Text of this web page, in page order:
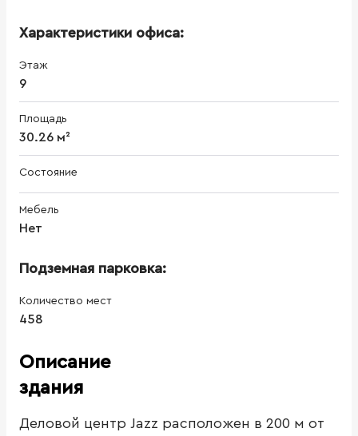
Характеристики офиса:
Этаж
9
Площадь
30.26 м²
Состояние
Мебель
Нет
Подземная парковка:
Количество мест
458
Описание
здания
Деловой центр Jazz расположен в 200 м от